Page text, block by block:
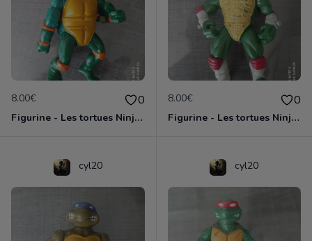
8.00€ 0
Figurine - Les tortues Ninja - Michaelangelo
8.00€ 0
Figurine - Les tortues Ninja - Raphael
cyl20 cyl20